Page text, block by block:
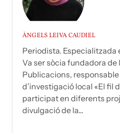
ÀNGELS LEIVA CAUDIEL
Periodista. Especialitzada
Va ser sòcia fundadora de
Publicacions,
d’investigació local «El fil
participat en diferents
divulgació de la...